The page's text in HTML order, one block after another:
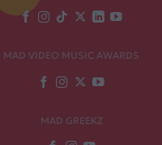
MAD VIDEO MUSIC AWARDS
MAD GREEKZ